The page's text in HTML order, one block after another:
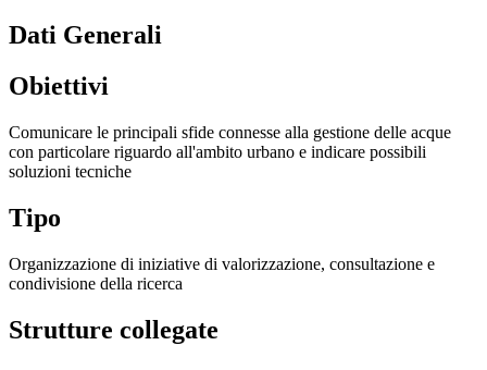
Dati Generali
Obiettivi
Comunicare le principali sfide connesse alla gestione delle acque
con particolare riguardo all'ambito urbano e indicare possibili
soluzioni tecniche
Tipo
Organizzazione di iniziative di valorizzazione, consultazione e
condivisione della ricerca
Strutture collegate